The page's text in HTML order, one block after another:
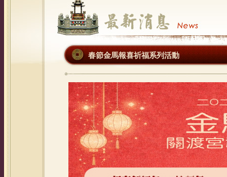
春節金馬報喜祈福系列活動